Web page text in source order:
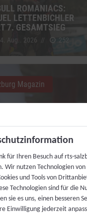
ROMANIACS:
LETTENBICHLER
7. GESAMTSIEG
Aug.. 2026 // 252
FÜR
SPENDIEREN
FESTMAHL
Aug.. 2026 // 230
Magazin
für Ihren Besuch auf rts-
Wir nutzen Technologien
und Tools von
Technologien sind für die
sie es uns, einen besseren
Einwilligung jederzeit